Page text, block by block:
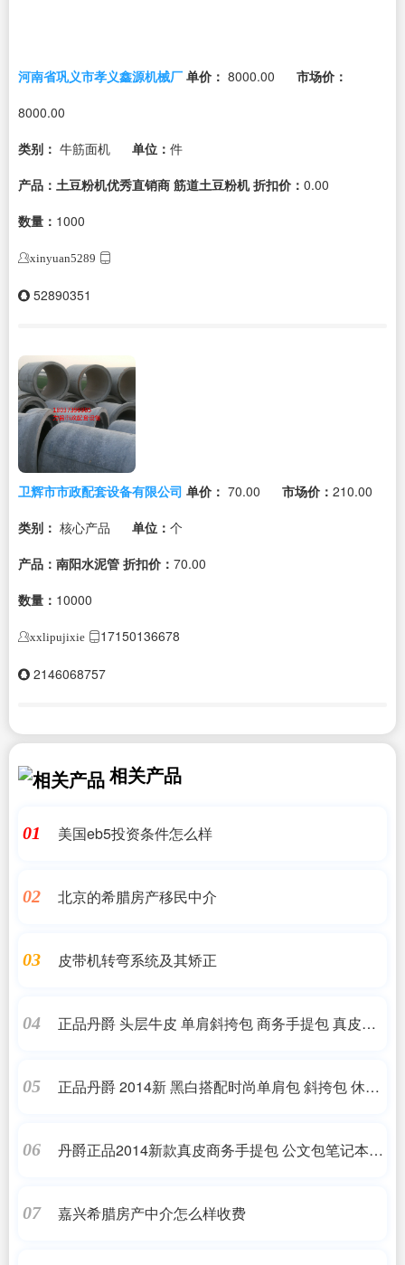
河南省巩义市孝义鑫源机械厂 单价： 8000.00
市场价：
8000.00
类别： 牛筋面机 单位： 件
产品：土豆粉机优秀直销商 筋道土豆粉机 折扣价： 0.00
数量： 1000
xinyuan5289
52890351
卫辉市市政配套设备有限公司 单价： 70.00 市场价： 210.00
类别： 核心产品 单位： 个
产品：南阳水泥管 折扣价： 70.00
数量： 10000
xxlipujixie 17150136678
2146068757
相关产品
01 美国eb5投资条件怎么样
02 北京的希腊房产移民中介
03 皮带机转弯系统及其矫正
04
正品丹爵 头层牛皮 单肩斜挎包 商务手提包 真皮男
05
正品丹爵 2014新 黑白搭配时尚单肩包 斜挎包 休闲
06
丹爵正品2014新款真皮商务手提包 公文包笔记本包
07 嘉兴希腊房产中介怎么样收费